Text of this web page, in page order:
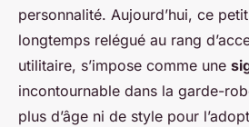
personnalité. Aujourd’hui, ce
longtemps relégué au rang
utilitaire, s’impose comme une
incontournable dans la garde-
plus d’âge ni de style pour